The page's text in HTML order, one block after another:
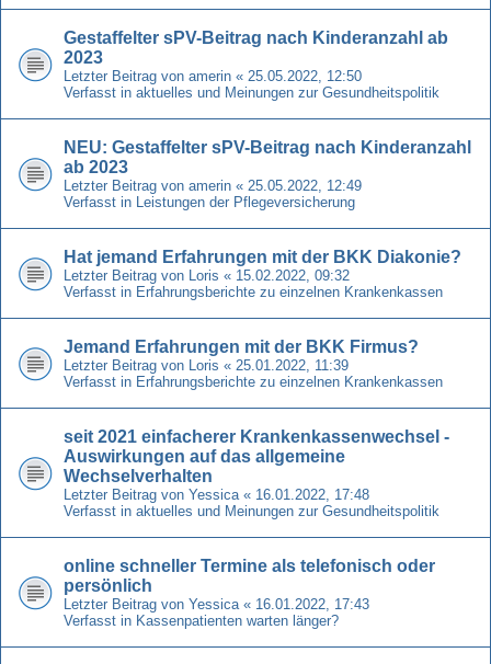
Gestaffelter sPV-Beitrag nach Kinderanzahl ab
2023
Letzter Beitrag von amerin « 25.05.2022, 12:50
Verfasst in aktuelles und Meinungen zur Gesundheitspolitik
NEU: Gestaffelter sPV-Beitrag nach Kinderanzahl
ab 2023
Letzter Beitrag von amerin « 25.05.2022, 12:49
Verfasst in Leistungen der Pflegeversicherung
Hat jemand Erfahrungen mit der BKK Diakonie?
Letzter Beitrag von Loris « 15.02.2022, 09:32
Verfasst in Erfahrungsberichte zu einzelnen Krankenkassen
Jemand Erfahrungen mit der BKK Firmus?
Letzter Beitrag von Loris « 25.01.2022, 11:39
Verfasst in Erfahrungsberichte zu einzelnen Krankenkassen
seit 2021 einfacherer Krankenkassenwechsel -
Auswirkungen auf das allgemeine
Wechselverhalten
Letzter Beitrag von Yessica « 16.01.2022, 17:48
Verfasst in aktuelles und Meinungen zur Gesundheitspolitik
online schneller Termine als telefonisch oder
persönlich
Letzter Beitrag von Yessica « 16.01.2022, 17:43
Verfasst in Kassenpatienten warten länger?